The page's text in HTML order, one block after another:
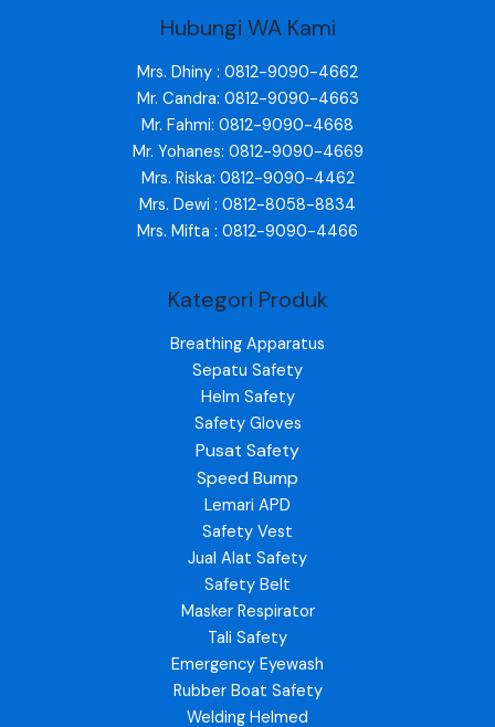
Hubungi WA Kami
Mrs. Dhiny : 0812-9090-4662
Mr. Candra: 0812-9090-4663
Mr. Fahmi: 0812-9090-4668
Mr. Yohanes: 0812-9090-4669
Mrs. Riska: 0812-9090-4462
Mrs. Dewi : 0812-8058-8834
Mrs. Mifta : 0812-9090-4466
Kategori Produk
Breathing Apparatus
Sepatu Safety
Helm Safety
Safety Gloves
Pusat Safety
Speed Bump
Lemari APD
Safety Vest
Jual Alat Safety
Safety Belt
Masker Respirator
Tali Safety
Emergency Eyewash
Rubber Boat Safety
Welding Helmed